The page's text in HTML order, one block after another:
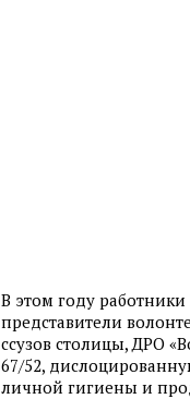
В этом году
представители
ссузов столицы, ДРО
67/52,
личной гигиены и